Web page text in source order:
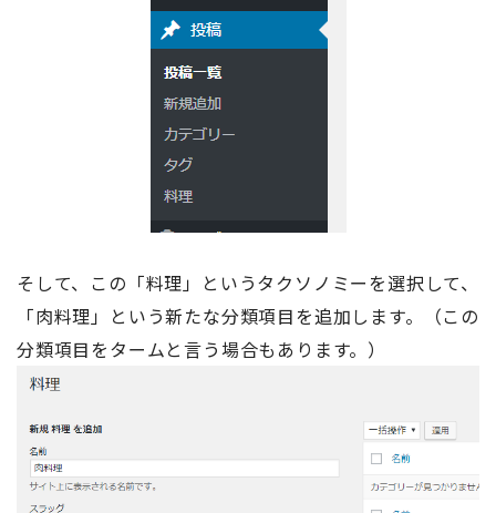
そして、この「料理」というタクソノミーを選択して、
「肉料理」という新たな分類項目を追加します。（この
分類項目をタームと言う場合もあります。）